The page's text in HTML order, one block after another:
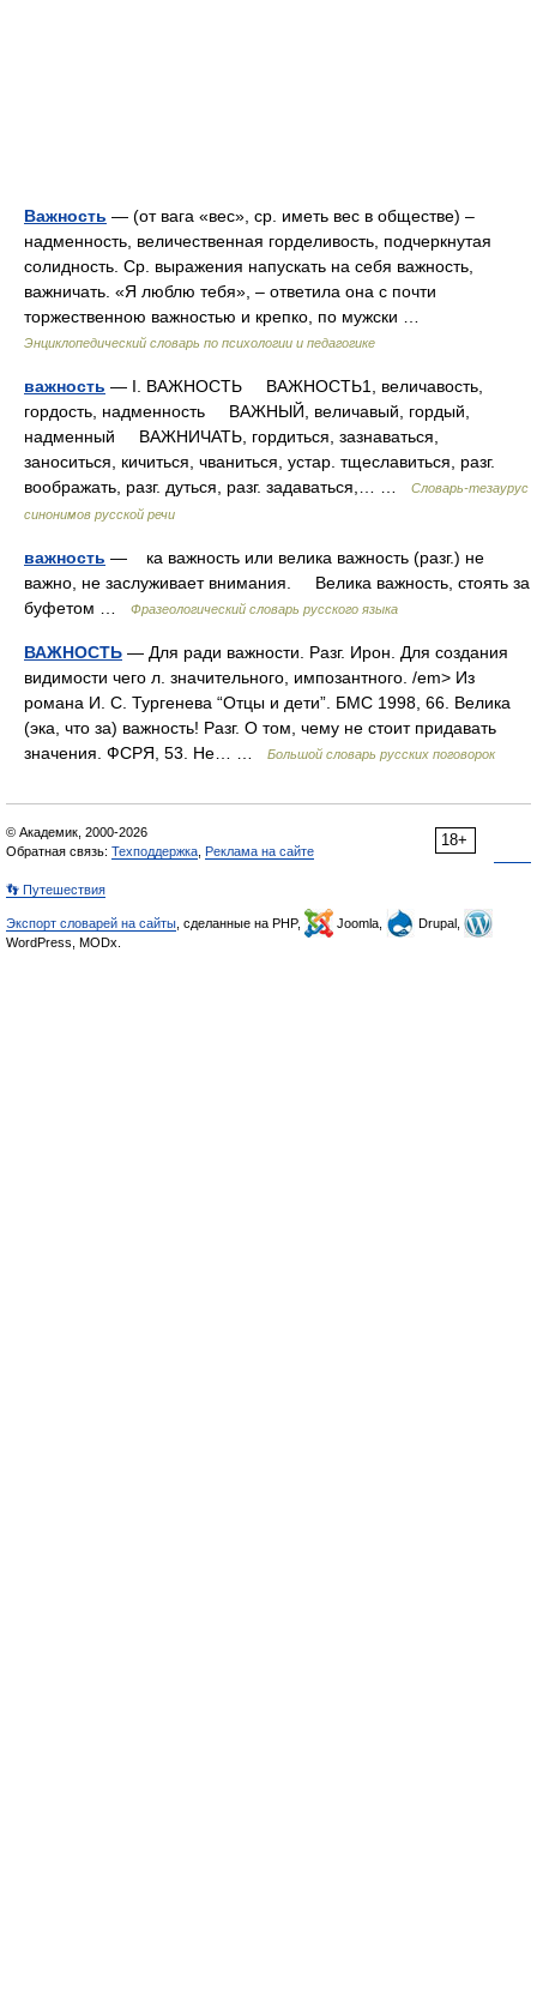
Важность — (от вага «вес», ср. иметь вес в обществе) –
надменность, величественная горделивость, подчеркнутая
солидность. Ср. выражения напускать на себя важность,
важничать. «Я люблю тебя», – ответила она с почти
торжественною важностью и крепко, по мужски …
Энциклопедический словарь по психологии и педагогике
важность — I. ВАЖНОСТЬ ВАЖНОСТЬ1, величавость,
гордость, надменность ВАЖНЫЙ, величавый, гордый,
надменный ВАЖНИЧАТЬ, гордиться, зазнаваться,
заноситься, кичиться, чваниться, устар. тщеславиться, разг.
воображать, разг. дуться, разг. задаваться,… …
Словарь-тезаурус
синонимов русской речи
важность — ка важность или велика важность (разг.) не
важно, не заслуживает внимания. Велика важность, стоять за
буфетом …
Фразеологический словарь русского языка
ВАЖНОСТЬ — Для ради важности. Разг. Ирон. Для создания
видимости чего л. значительного, импозантного. /em> Из
романа И. С. Тургенева “Отцы и дети”. БМС 1998, 66. Велика
(эка, что за) важность! Разг. О том, чему не стоит придавать
значения. ФСРЯ, 53. Не… …
Большой словарь русских поговорок
18+
© Академик, 2000-2026
Обратная связь: Техподдержка Реклама на сайте
👣 Путешествия
Экспорт словарей на сайты , сделанные на PHP, Joomla,
Drupal,
WordPress, MODx.